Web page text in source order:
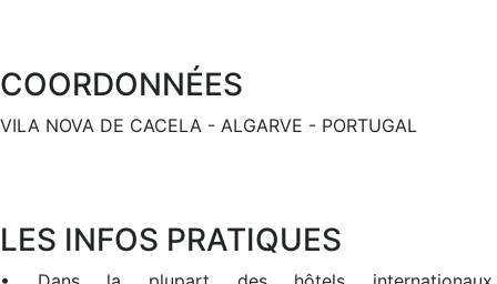
COORDONNÉES
VILA NOVA DE CACELA - ALGARVE - PORTUGAL
LES INFOS PRATIQUES